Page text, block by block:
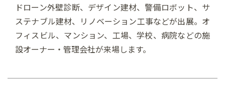
ドローン外壁診断、デザイン建材、警備ロボット、サ
ステナブル建材、リノベーション工事などが出展。オ
フィスビル、マンション、工場、学校、病院などの施
設オーナー・管理会社が来場します。